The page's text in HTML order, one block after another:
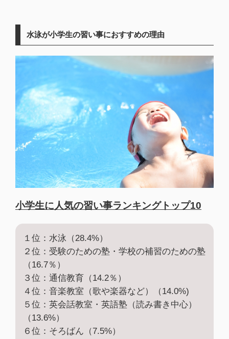
水泳が小学生の習い事におすすめの理由
小学生に人気の習い事ランキングトップ10
１位：水泳（28.4%）
２位：受験のための塾・学校の補習のための塾
（16.7％）
３位：通信教育（14.2％）
４位：音楽教室（歌や楽器など）（14.0%)
５位：英会話教室・英語塾（読み書き中心）
（13.6%）
６位：そろばん（7.5%）